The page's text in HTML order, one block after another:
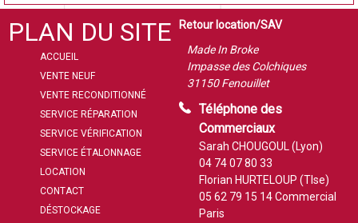
PLAN DU SITE
ACCUEIL
VENTE NEUF
VENTE RECONDITIONNÉ
SERVICE RÉPARATION
SERVICE VÉRIFICATION
SERVICE ÉTALONNAGE
LOCATION
CONTACT
DÉSTOCKAGE
Retour location/SAV
Made In Broke
Impasse des Colchiques
31150 Fenouillet
Téléphone des
Commerciaux
Sarah CHOUGOUL (Lyon)
04 74 07 80 33
Florian HURTELOUP (Tlse)
05 62 79 15 14Commercial
Paris